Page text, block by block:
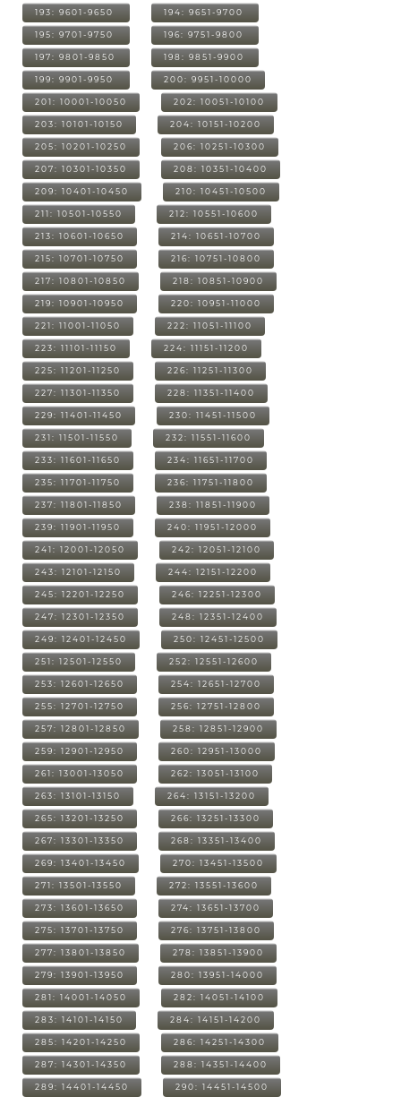
193: 9601-9650 194: 9651-9700
195: 9701-9750 196: 9751-9800
197: 9801-9850 198: 9851-9900
199: 9901-9950 200: 9951-10000
201: 10001-10050 202: 10051-10100
203: 10101-10150 204: 10151-10200
205: 10201-10250 206: 10251-10300
207: 10301-10350 208: 10351-10400
209: 10401-10450 210: 10451-10500
211: 10501-10550 212: 10551-10600
213: 10601-10650 214: 10651-10700
215: 10701-10750 216: 10751-10800
217: 10801-10850 218: 10851-10900
219: 10901-10950 220: 10951-11000
221: 11001-11050 222: 11051-11100
223: 11101-11150 224: 11151-11200
225: 11201-11250 226: 11251-11300
227: 11301-11350 228: 11351-11400
229: 11401-11450 230: 11451-11500
231: 11501-11550 232: 11551-11600
233: 11601-11650 234: 11651-11700
235: 11701-11750 236: 11751-11800
237: 11801-11850 238: 11851-11900
239: 11901-11950 240: 11951-12000
241: 12001-12050 242: 12051-12100
243: 12101-12150 244: 12151-12200
245: 12201-12250 246: 12251-12300
247: 12301-12350 248: 12351-12400
249: 12401-12450 250: 12451-12500
251: 12501-12550 252: 12551-12600
253: 12601-12650 254: 12651-12700
255: 12701-12750 256: 12751-12800
257: 12801-12850 258: 12851-12900
259: 12901-12950 260: 12951-13000
261: 13001-13050 262: 13051-13100
263: 13101-13150 264: 13151-13200
265: 13201-13250 266: 13251-13300
267: 13301-13350 268: 13351-13400
269: 13401-13450 270: 13451-13500
271: 13501-13550 272: 13551-13600
273: 13601-13650 274: 13651-13700
275: 13701-13750 276: 13751-13800
277: 13801-13850 278: 13851-13900
279: 13901-13950 280: 13951-14000
281: 14001-14050 282: 14051-14100
283: 14101-14150 284: 14151-14200
285: 14201-14250 286: 14251-14300
287: 14301-14350 288: 14351-14400
289: 14401-14450 290: 14451-14500